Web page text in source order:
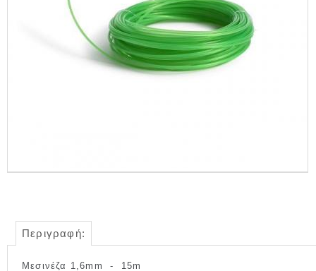
Περιγραφή:
Μεσινέζα 1,6mm - 15m